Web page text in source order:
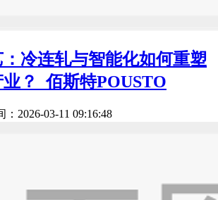
冷连轧与智能化如何重塑
？_佰斯特POUSTO
：2026-03-11 09:16:48